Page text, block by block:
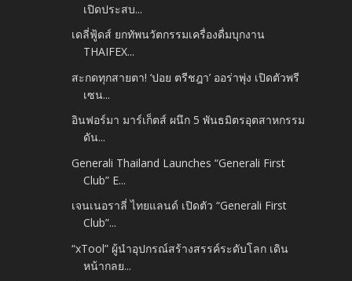
เปิดประสบ...
เดลี่ฟู้ดส์ ยกทัพนวัตกรรมเครื่องดื่มบุกงาน
THAIFEX...
สะกดทุกสายตา! ‘ปอย ตรีชฎา’ ออร่าพุ่ง เปิดตัวพรี
เซน...
อินฟอร์มา มาร์เก็ตส์ ผนึก 5 พันธมิตรอุตสาหกรรม
ดัน...
Generali Thailand Launches “Generali First
Club” E...
เจนเนอราลี่ ไทยแลนด์ เปิดตัว “Generali First
Club”...
“xTool” ผู้นำอุปกรณ์สร้างสรรค์ระดับโลก เดิน
หน้ากลย...